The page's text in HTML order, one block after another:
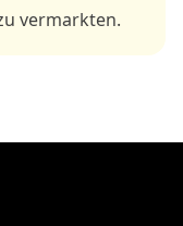
vermarkten.